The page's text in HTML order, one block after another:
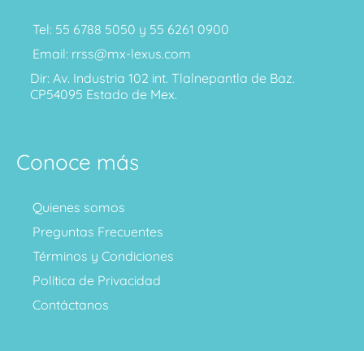
Tel: 55 6788 5050 y 55 6261 0900
Email: rrss@mx-lexus.com
Dir: Av. Industria 102 int. Tlalnepantla de Baz.
CP54095 Estado de Mex.
Conoce más
Quienes somos
Preguntas Frecuentes
Términos y Condiciones
Política de Privacidad
Contáctanos